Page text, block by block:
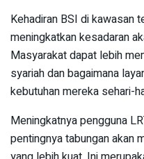
Kehadiran BSI di kawasan
meningkatkan kesadaran
Masyarakat dapat lebih
syariah dan bagaimana
kebutuhan mereka sehari-
Meningkatnya pengguna
pentingnya tabungan akan